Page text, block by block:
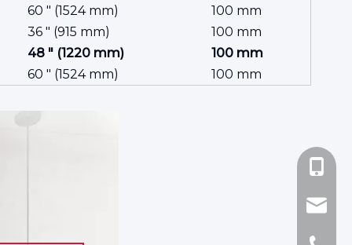
60 ″ (1524 mm)
100 mm
36 ″ (915 mm)
100 mm
48 ″ (1220 mm)
100 mm
60 ″ (1524 mm) 100 mm
+86-